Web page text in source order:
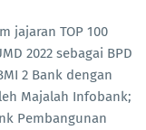
jajaran TOP 100
2022 sebagai BPD
2 Bank dengan
Majalah Infobank;
Pembangunan